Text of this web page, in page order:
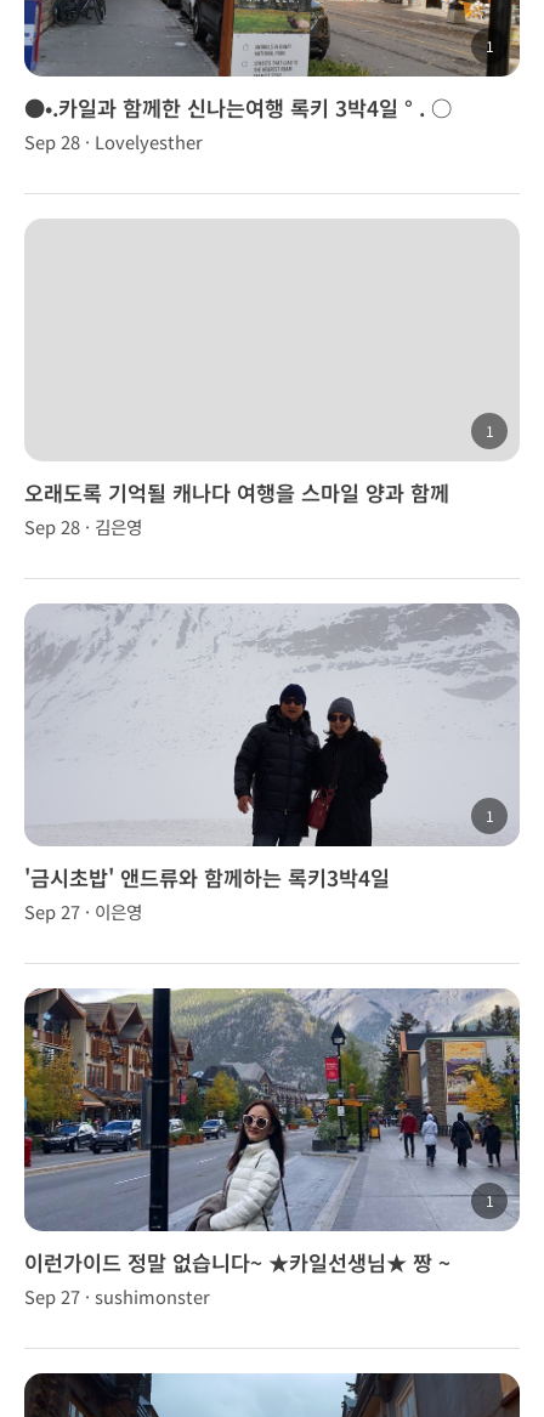
1
●•.카일과 함께한 신나는여행 록키 3박4일 ° . ○
Sep 28 · Lovelyesther
1
오래도록 기억될 캐나다 여행을 스마일 양과 함께
Sep 28 · 김은영
1
'금시초밥' 앤드류와 함께하는 록키3박4일
Sep 27 · 이은영
1
이런가이드 정말 없습니다~ ★카일선생님★ 짱 ~
Sep 27 · sushimonster